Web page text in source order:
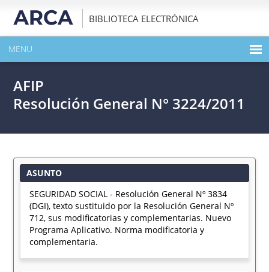
BIBLIOTECA ELECTRÓNICA
MENU
EXPANDIR TODO EL CONTENIDO DE LA PUBLICACIÓN
AFIP
Resolución General N° 3224/2011
ASUNTO
SEGURIDAD SOCIAL - Resolución General Nº 3834
(DGI), texto sustituido por la Resolución General Nº
712, sus modificatorias y complementarias. Nuevo
Programa Aplicativo. Norma modificatoria y
complementaria.